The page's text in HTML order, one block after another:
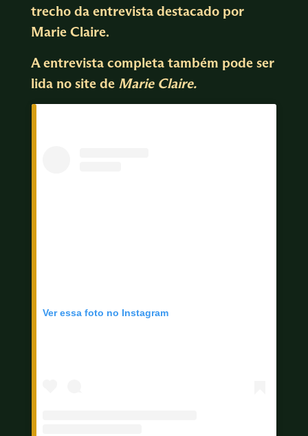
trecho da entrevista destacado por
Marie Claire.
A entrevista completa também pode ser
lida no site de Marie Claire.
Ver essa foto no Instagram